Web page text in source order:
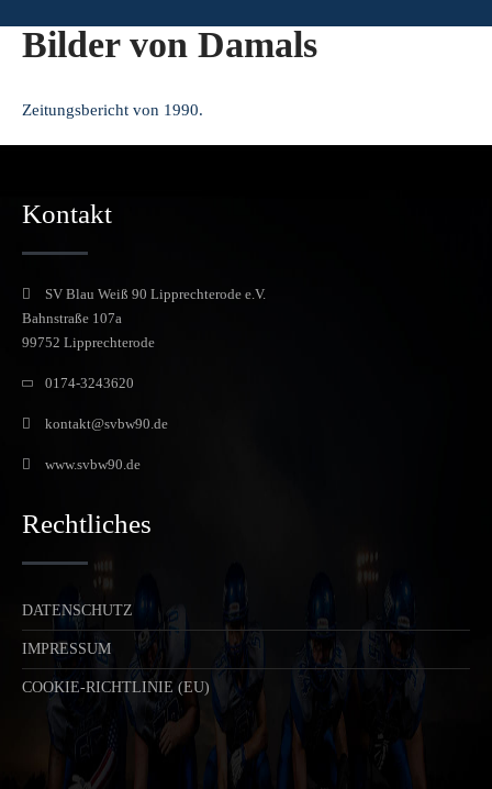
Bilder von Damals
Zeitungsbericht von 1990.
Kontakt
SV Blau Weiß 90 Lipprechterode e.V.
Bahnstraße 107a
99752 Lipprechterode
0174-3243620
kontakt@svbw90.de
www.svbw90.de
Rechtliches
DATENSCHUTZ
IMPRESSUM
COOKIE-RICHTLINIE (EU)